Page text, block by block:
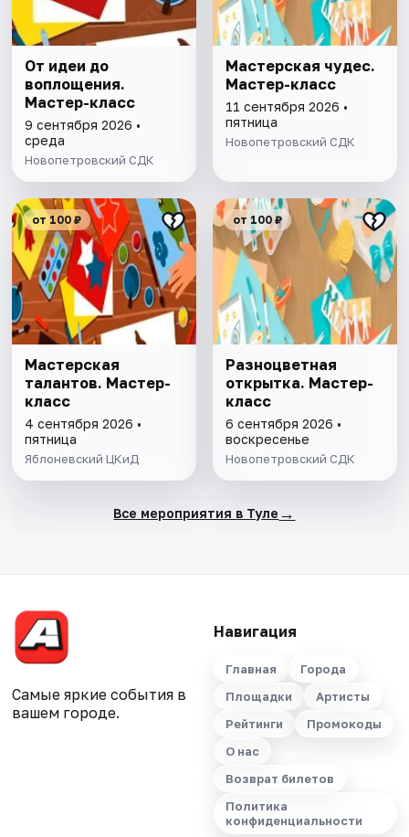
От идеи до
воплощения.
Мастер-класс
9 сентября 2026 •
среда
Новопетровский СДК
Мастерская чудес.
Мастер-класс
11 сентября 2026 •
пятница
Новопетровский СДК
от 100 ₽
Мастерская
талантов. Мастер-
класс
4 сентября 2026 •
пятница
Яблоневский ЦКиД
от 100 ₽
Разноцветная
открытка. Мастер-
класс
6 сентября 2026 •
воскресенье
Новопетровский СДК
Все мероприятия в Туле →
Самые яркие события в
вашем городе.
Навигация
Главная
Города
Площадки
Артисты
Рейтинги
Промокоды
О нас
Возврат билетов
Политика
конфиденциальности